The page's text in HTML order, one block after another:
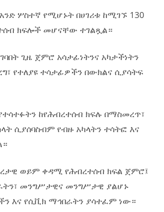
ሦስተኛ የሚሆኑት በሀገሪቱ ከሚገኙ 130
ክፍሎች መሆናቸው ተገልጿል።
ጊዜ ጀምሮ አሳታፊነትንና አካታችነትን
የተለያዩ ተሳታፊዎችን በውክልና ሲያሳትፍ
የተሳተፉትን ከየሕብረተሰብ ክፍሉ በማስመረጥ፣
ሲያሰባስብም የብዙ አካላትን ተሳትፎ እና
ወይም ቀዳሚ የሕብረተሰብ ክፍል ጀምሮ፤
መንግሥታዊና መንግሥታዊ ያልሆኑ
እና የሲቪክ ማኅበራትን ያሳተፈም ነው።